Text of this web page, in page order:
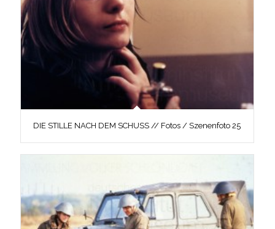
DIE STILLE NACH DEM SCHUSS // Fotos / Szenenfoto 25